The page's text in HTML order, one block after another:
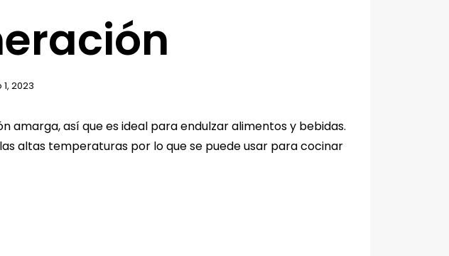
2023
amarga, así que es ideal para endulzar alimentos y bebidas.
altas temperaturas por lo que se puede usar para cocinar